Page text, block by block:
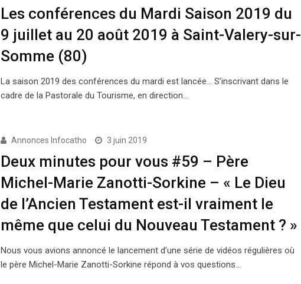
Les conférences du Mardi Saison 2019 du
9 juillet au 20 août 2019 à Saint-Valery-sur-
Somme (80)
La saison 2019 des conférences du mardi est lancée… S’inscrivant dans le
cadre de la Pastorale du Tourisme, en direction…
Annonces Infocatho 3 juin 2019
Deux minutes pour vous #59 – Père
Michel-Marie Zanotti-Sorkine – « Le Dieu
de l’Ancien Testament est-il vraiment le
même que celui du Nouveau Testament ? »
Nous vous avions annoncé le lancement d’une série de vidéos régulières où
le père Michel-Marie Zanotti-Sorkine répond à vos questions…